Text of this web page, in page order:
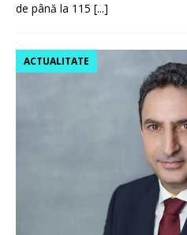
de până la 115 [...]
ACTUALITATE